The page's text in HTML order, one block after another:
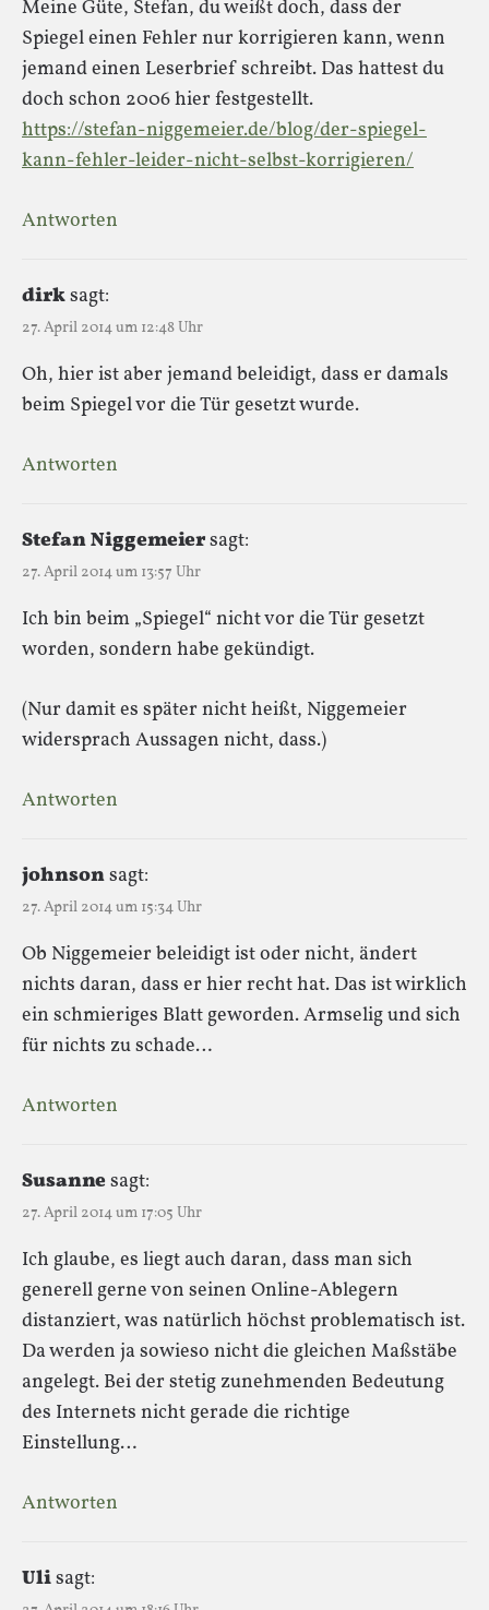
Meine Güte, Stefan, du weißt doch, dass der
Spiegel einen Fehler nur korrigieren kann, wenn
jemand einen Leserbrief schreibt. Das hattest du
doch schon 2006 hier festgestellt.
https://stefan-niggemeier.de/blog/der-spiegel-
kann-fehler-leider-nicht-selbst-korrigieren/
Antworten
dirksagt:
27. April 2014 um 12:48 Uhr
Oh, hier ist aber jemand beleidigt, dass er damals
beim Spiegel vor die Tür gesetzt wurde.
Antworten
Stefan Niggemeiersagt:
27. April 2014 um 13:57 Uhr
Ich bin beim „Spiegel“ nicht vor die Tür gesetzt
worden, sondern habe gekündigt.
(Nur damit es später nicht heißt, Niggemeier
widersprach Aussagen nicht, dass.)
Antworten
johnsonsagt:
27. April 2014 um 15:34 Uhr
Ob Niggemeier beleidigt ist oder nicht, ändert
nichts daran, dass er hier recht hat. Das ist wirklich
ein schmieriges Blatt geworden. Armselig und sich
für nichts zu schade…
Antworten
Susannesagt:
27. April 2014 um 17:05 Uhr
Ich glaube, es liegt auch daran, dass man sich
generell gerne von seinen Online-Ablegern
distanziert, was natürlich höchst problematisch ist.
Da werden ja sowieso nicht die gleichen Maßstäbe
angelegt. Bei der stetig zunehmenden Bedeutung
des Internets nicht gerade die richtige
Einstellung…
Antworten
Ulisagt: